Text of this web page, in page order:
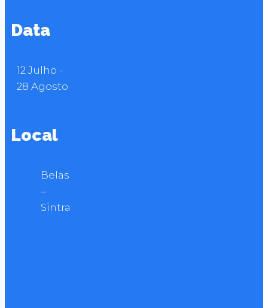
Data
12 Julho -
28 Agosto
Local
Belas
–
Sintra